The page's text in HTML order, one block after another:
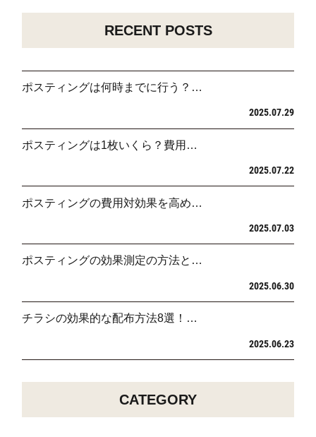
RECENT POSTS
ポスティングは何時までに行う？…
2025.07.29
ポスティングは1枚いくら？費用…
2025.07.22
ポスティングの費用対効果を高め…
2025.07.03
ポスティングの効果測定の方法と…
2025.06.30
チラシの効果的な配布方法8選！…
2025.06.23
CATEGORY